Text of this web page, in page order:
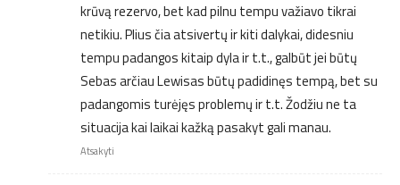
krūvą rezervo, bet kad pilnu tempu važiavo tikrai
netikiu. Plius čia atsivertų ir kiti dalykai, didesniu
tempu padangos kitaip dyla ir t.t., galbūt jei būtų
Sebas arčiau Lewisas būtų padidinęs tempą, bet su
padangomis turėjęs problemų ir t.t. Žodžiu ne ta
situacija kai laikai kažką pasakyt gali manau.
Atsakyti